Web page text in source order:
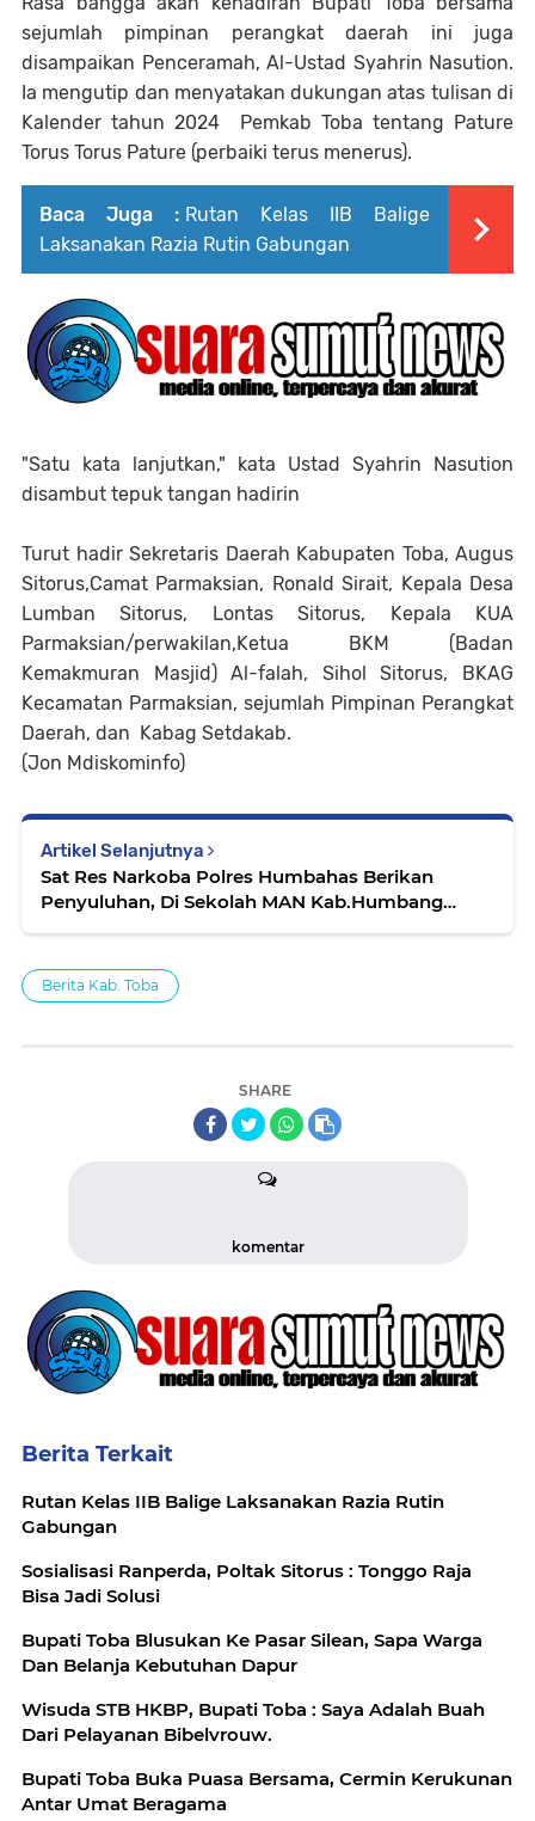
sejumlah pimpinan perangkat daerah ini juga
disampaikan Penceramah, Al-Ustad Syahrin Nasution.
Ia mengutip dan menyatakan dukungan atas tulisan di
Kalender tahun 2024 Pemkab Toba tentang Pature
Torus Torus Pature (perbaiki terus menerus).
Baca Juga : Rutan Kelas IIB Balige
Laksanakan Razia Rutin Gabungan
"Satu kata lanjutkan," kata Ustad Syahrin Nasution
disambut tepuk tangan hadirin
Turut hadir Sekretaris Daerah Kabupaten Toba, Augus
Sitorus,Camat Parmaksian, Ronald Sirait, Kepala Desa
Lumban Sitorus, Lontas Sitorus, Kepala KUA
Parmaksian/perwakilan,Ketua BKM (Badan
Kemakmuran Masjid) Al-falah, Sihol Sitorus, BKAG
Kecamatan Parmaksian, sejumlah Pimpinan Perangkat
Daerah, dan Kabag Setdakab.
(Jon Mdiskominfo)
Artikel Selanjutnya
Sat Res Narkoba Polres Humbahas Berikan
Penyuluhan, Di Sekolah MAN Kab.Humbang
Berita Kab. Toba
SHARE
komentar
Berita Terkait
Rutan Kelas IIB Balige Laksanakan Razia Rutin
Gabungan
Sosialisasi Ranperda, Poltak Sitorus : Tonggo Raja
Bisa Jadi Solusi
Bupati Toba Blusukan Ke Pasar Silean, Sapa Warga
Dan Belanja Kebutuhan Dapur
Wisuda STB HKBP, Bupati Toba : Saya Adalah Buah
Dari Pelayanan Bibelvrouw.
Bupati Toba Buka Puasa Bersama, Cermin Kerukunan
Antar Umat Beragama